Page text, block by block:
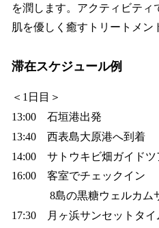
を潤します。アクティビティ
肌を優しく癒すトリートメン
滞在スケジュール例
＜1日目＞
13:00 石垣港出発
13:40 西表島大原港へ到着
14:00 サトウキビ畑ガイドツ
16:00 客室でチェックイン
8島の黒糖ウェルカムサ
17:30 月ヶ浜サンセットタイ